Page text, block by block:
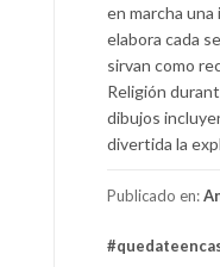
en marcha
elabora cada
sirvan como
Religión
dibujos
divertida la
Publicado en: